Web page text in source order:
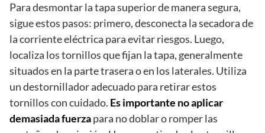
Para desmontar la tapa superior de manera segura,
sigue estos pasos: primero, desconecta la secadora de
la corriente eléctrica para evitar riesgos. Luego,
localiza los tornillos que fijan la tapa, generalmente
situados en la parte trasera o en los laterales. Utiliza
un destornillador adecuado para retirar estos
tornillos con cuidado. Es importante no aplicar
demasiada fuerzapara no doblar o romper las